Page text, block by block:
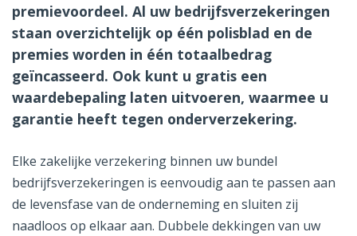
premievoordeel. Al uw bedrijfsverzekeringen
staan overzichtelijk op één polisblad en de
premies worden in één totaalbedrag
geïncasseerd. Ook kunt u gratis een
waardebepaling laten uitvoeren, waarmee u
garantie heeft tegen onderverzekering.
Elke zakelijke verzekering binnen uw bundel
bedrijfsverzekeringen is eenvoudig aan te passen aan
de levensfase van de onderneming en sluiten zij
naadloos op elkaar aan. Dubbele dekkingen van uw